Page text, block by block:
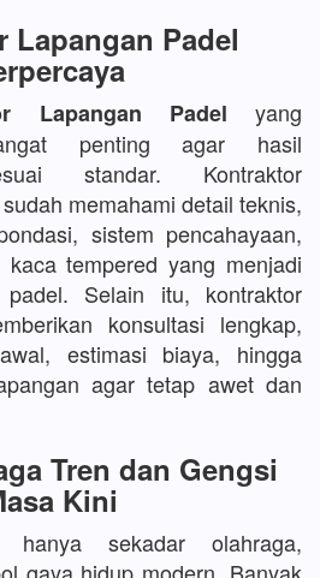
Lapangan Padel
Lapangan Padel yang
penting agar hasil
standar. Kontraktor
memahami detail teknis,
sistem pencahayaan,
kaca tempered yang menjadi
Selain itu, kontraktor
konsultasi lengkap,
estimasi biaya, hingga
agar tetap awet dan
Tren dan Gengsi
Kini
sekadar olahraga,